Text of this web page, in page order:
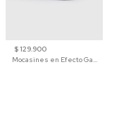
$ 129.900
Mocasines en Efecto Gamuzado Para Mujer